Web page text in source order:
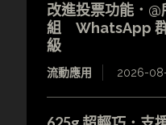
改進投票功能．
組 WhatsApp 群
級
流動應用 2026-